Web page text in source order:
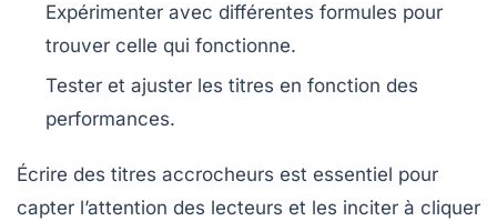
Expérimenter avec différentes formules pour
trouver celle qui fonctionne.
Tester et ajuster les titres en fonction des
performances.
Écrire des titres accrocheurs est essentiel pour
capter l’attention des lecteurs et les inciter à cliquer